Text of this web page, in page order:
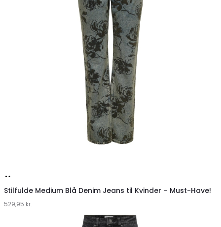
hos
Klædeskabet.dk
Stilfulde Medium Blå Denim Jeans til Kvinder – Must-Have!
529,95 kr.